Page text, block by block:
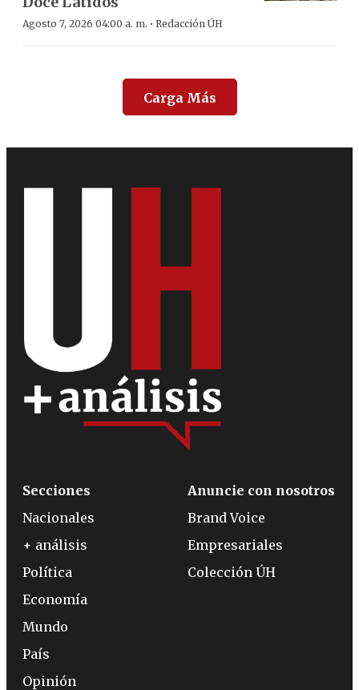
Agosto 7, 2026 04:00 a. m. · Redacción ÚH
Carga Más
Secciones
Nacionales
+ análisis
Política
Economía
Mundo
País
Opinión
Anuncie con nosotros
Brand Voice
Empresariales
Colección ÚH